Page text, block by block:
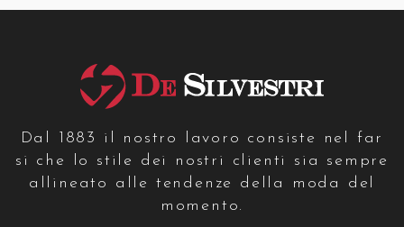
Dal 1883 il nostro lavoro consiste nel far
si che lo stile dei nostri clienti sia sempre
allineato alle tendenze della moda del
momento.